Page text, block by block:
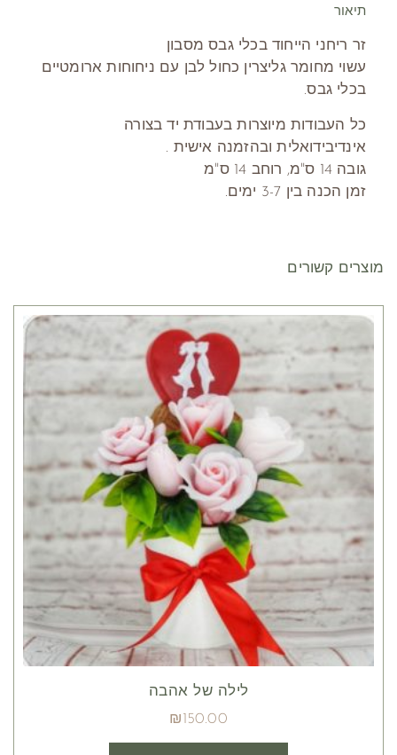
תיאור
זר ריחני הייחוד בכלי גבס מסבון
עשוי מחומר גליצרין כחול לבן עם ניחוחות ארומטיים
בכלי גבס.
כל העבודות מיוצרות בעבודת יד בצורה
אינדיבידואלית ובהזמנה אישית .
גובה 14 ס"מ, רוחב 14 ס"מ
זמן הכנה בין 3-7 ימים.
מוצרים קשורים
לילה של אהבה
₪150.00